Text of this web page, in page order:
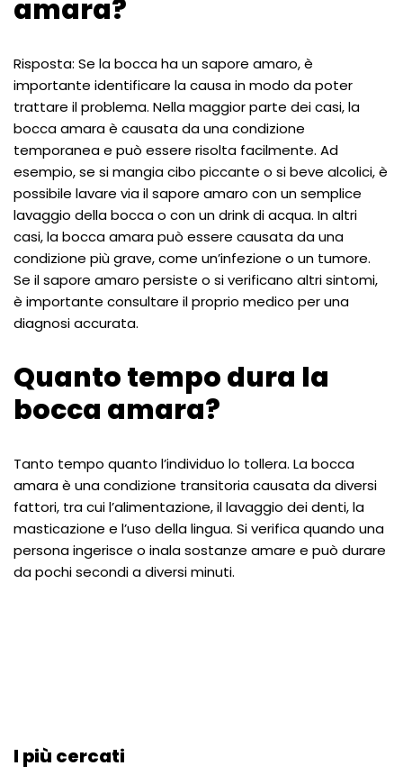
amara?
Risposta: Se la bocca ha un sapore amaro, è
importante identificare la causa in modo da poter
trattare il problema. Nella maggior parte dei casi, la
bocca amara è causata da una condizione
temporanea e può essere risolta facilmente. Ad
esempio, se si mangia cibo piccante o si beve alcolici, è
possibile lavare via il sapore amaro con un semplice
lavaggio della bocca o con un drink di acqua. In altri
casi, la bocca amara può essere causata da una
condizione più grave, come un’infezione o un tumore.
Se il sapore amaro persiste o si verificano altri sintomi,
è importante consultare il proprio medico per una
diagnosi accurata.
Quanto tempo dura la
bocca amara?
Tanto tempo quanto l’individuo lo tollera. La bocca
amara è una condizione transitoria causata da diversi
fattori, tra cui l’alimentazione, il lavaggio dei denti, la
masticazione e l’uso della lingua. Si verifica quando una
persona ingerisce o inala sostanze amare e può durare
da pochi secondi a diversi minuti.
I più cercati